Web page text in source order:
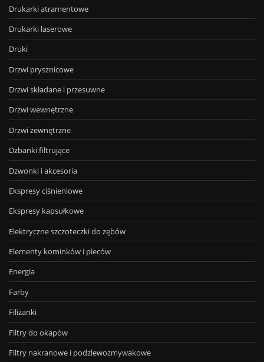
Drukarki atramentowe
Drukarki laserowe
Druki
Drzwi prysznicowe
Drzwi składane i przesuwne
Drzwi wewnętrzne
Drzwi zewnętrzne
Dzbanki filtrujące
Dzwonki i akcesoria
Ekspresy ciśnieniowe
Ekspresy kapsułkowe
Elektryczne szczoteczki do zębów
Elementy kominków i pieców
Energia
Farby
Filiżanki
Filtry do okapów
Filtry nakranowe i podzlewozmywakowe